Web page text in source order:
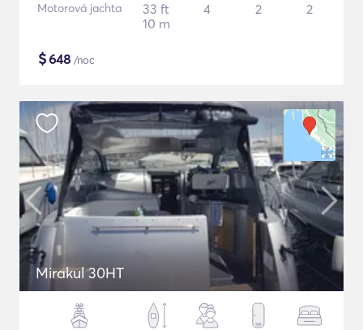
Motorová jachta
33 ft
10 m
4 2 2
$648 /noc
Mirakul 30HT